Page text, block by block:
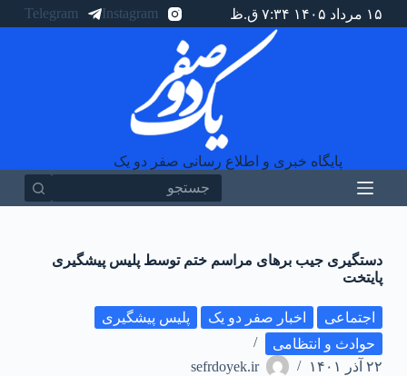
ا
۱۵ مرداد ۱۴۰۵ ۷:۳۴ ق.ظ Instagram
Telegram
پایگاه خبری و اطلاع رسانی صفر دو یک
دستگیری جیب برهای مراسم ختم توسط پلیس پیشگیری
پایتخت
اجتماعی اخبار صفر دو یک
پلیس پیشگیری
حوادث و انتظامی
۲۲ آذر ۱۴۰۱
sefrdoyek.ir